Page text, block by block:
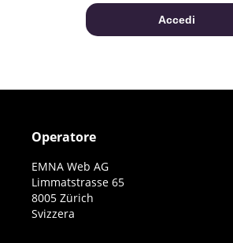
Operatore
EMNA Web AG
Limmatstrasse 65
8005 Zürich
Svizzera